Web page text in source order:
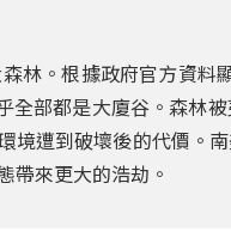
林。根據政府官方資料
全部都是大廈谷。森林
境遭到破壞後的代價。
帶來更大的浩劫。